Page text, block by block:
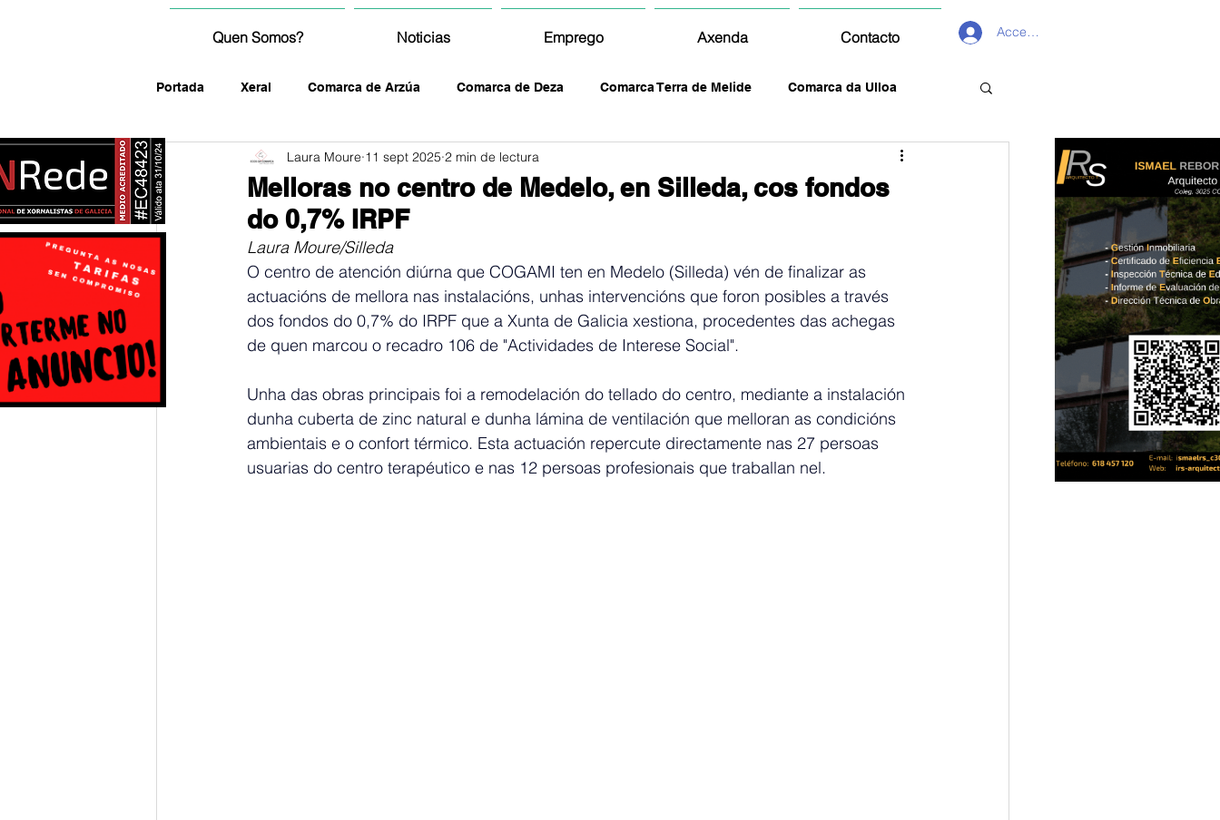
Quen Somos? Noticias Emprego Axenda Contacto Acceder
Portada Xeral Comarca de Arzúa Comarca de Deza Comarca Terra de Melide Comarca da Ulloa
fotografía
Melloras no centro de Medelo, en Silleda, cos fondos
do 0,7% IRPF
Laura Moure 11 sept 2025 2 min de lectura
Laura Moure/Silleda
O centro de atención diúrna que COGAMI ten en Medelo (Silleda) vén de finalizar as
actuacións de mellora nas instalacións, unhas intervencións que foron posibles a través
dos fondos do 0,7% do IRPF que a Xunta de Galicia xestiona, procedentes das achegas
de quen marcou o recadro 106 de "Actividades de Interese Social".
Unha das obras principais foi a remodelación do tellado do centro, mediante a instalación
dunha cuberta de zinc natural e dunha lámina de ventilación que melloran as condicións
ambientais e o confort térmico. Esta actuación repercute directamente nas 27 persoas
usuarias do centro terapéutico e nas 12 persoas profesionais que traballan nel.